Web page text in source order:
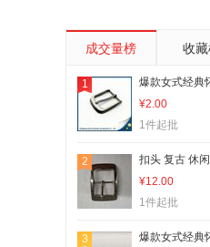
成交量榜 收
1
¥2.00
1件起批
2
¥12.00
1件起批
3